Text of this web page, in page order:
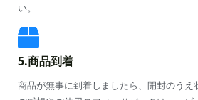
い。
5.商品到着
商品が無事に到着しましたら、開封のうえ